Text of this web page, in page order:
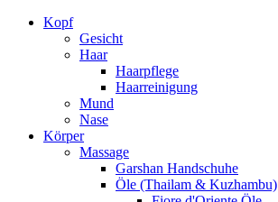
Kopf
Gesicht
Haar
Haarpflege
Haarreinigung
Mund
Nase
Körper
Massage
Garshan Handschuhe
Öle (Thailam & Kuzhambu)